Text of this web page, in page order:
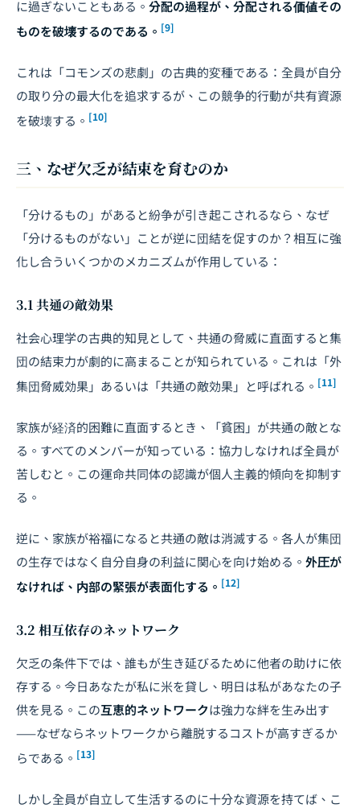
に過ぎないこともある。 分配の過程が、分配される価値その
ものを破壊するのである。 [9]
これは「コモンズの悲劇」の古典的変種である：全員が自分
の取り分の最大化を追求するが、この競争的行動が共有資源
を破壊する。 [10]
三、なぜ欠乏が結束を育むのか
「分けるもの」があると紛争が引き起こされるなら、なぜ
「分けるものがない」ことが逆に団結を促すのか？相互に強
化し合ういくつかのメカニズムが作用している：
3.1 共通の敵効果
社会心理学の古典的知見として、共通の脅威に直面すると集
団の結束力が劇的に高まることが知られている。これは「外
集団脅威効果」あるいは「共通の敵効果」と呼ばれる。 [11]
家族が経済的困難に直面するとき、「貧困」が共通の敵とな
る。すべてのメンバーが知っている：協力しなければ全員が
苦しむと。この運命共同体の認識が個人主義的傾向を抑制す
る。
逆に、家族が裕福になると共通の敵は消滅する。各人が集団
の生存ではなく自分自身の利益に関心を向け始める。 外圧が
なければ、内部の緊張が表面化する。 [12]
3.2 相互依存のネットワーク
欠乏の条件下では、誰もが生き延びるために他者の助けに依
存する。今日あなたが私に米を貸し、明日は私があなたの子
供を見る。この互恵的ネットワークは強力な絆を生み出す
——なぜならネットワークから離脱するコストが高すぎるか
らである。 [13]
しかし全員が自立して生活するのに十分な資源を持てば、こ